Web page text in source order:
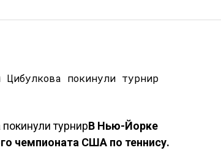
В Нью-Йорке
чемпионата США по теннису.